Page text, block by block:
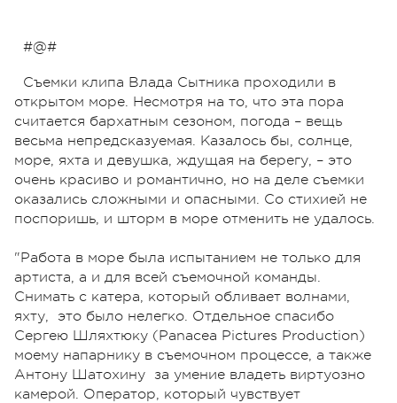
#@#
Съемки клипа Влада Сытника проходили в
открытом море. Несмотря на то, что эта пора
считается бархатным сезоном, погода – вещь
весьма непредсказуемая. Казалось бы, солнце,
море, яхта и девушка, ждущая на берегу, – это
очень красиво и романтично, но на деле съемки
оказались сложными и опасными. Со стихией не
поспоришь, и шторм в море отменить не удалось.
"Работа в море была испытанием не только для
артиста, а и для всей съемочной команды.
Снимать с катера, который обливает волнами,
яхту, это было нелегко. Отдельное спасибо
Сергею Шляхтюку (Panacea Pictures Production)
моему напарнику в съемочном процессе, а также
Антону Шатохину за умение владеть виртуозно
камерой. Оператор, который чувствует